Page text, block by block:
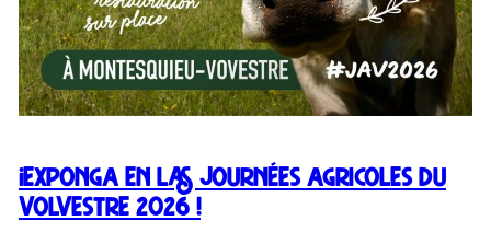
¡Exponga en las Journées Agricoles du
Volvestre 2026 !